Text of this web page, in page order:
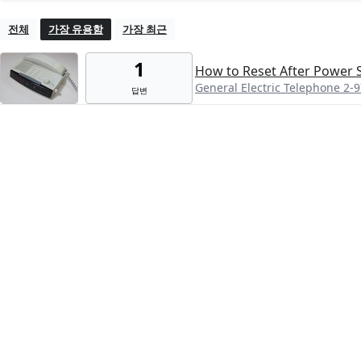
전체 가장 유용함 가장 최근
1
답변
How to Reset After Power
General Electric Telephone 2-